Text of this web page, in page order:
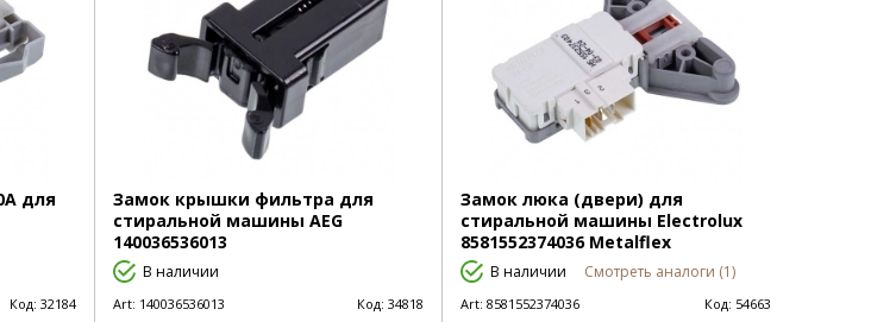
для
Код: 32184
Замок крышки фильтра для
стиральной машины AEG
140036536013
В наличии
Art: 140036536013 Код: 34818
Замок люка (двери) для
стиральной машины Electrolux
8581552374036 Metalflex
В наличии Смотреть аналоги (1)
Art: 8581552374036 Код: 54663